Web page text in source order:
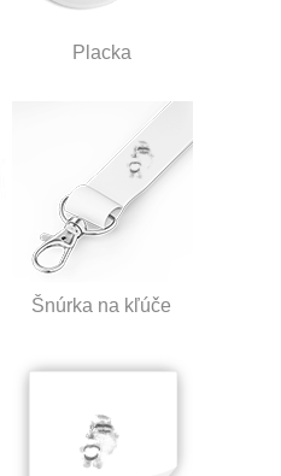
Placka
Šnúrka na kľúče